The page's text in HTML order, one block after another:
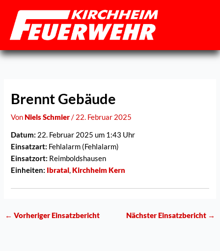
Inhalt
springen
Brennt Gebäude
VonNiels Schmier/ 22. Februar 2025
Datum: 22. Februar 2025 um 1:43 Uhr
Einsatzart: Fehlalarm (Fehlalarm)
Einsatzort: Reimboldshausen
Einheiten: Ibratal,Kirchheim Kern
← Vorheriger Einsatzbericht Nächster Einsatzbericht →